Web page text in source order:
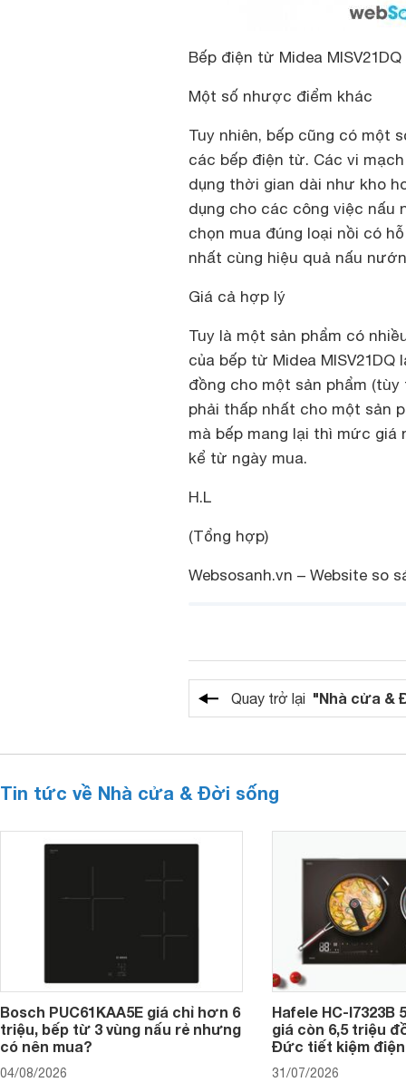
Bếp điện từ Midea MISV21DQ
Một số nhược điểm khác
Tuy nhiên, bếp cũng có một
các bếp điện từ. Các vi
dụng thời gian dài như kho
dụng cho các công việc nấu
chọn mua đúng loại nồi có
nhất cùng hiệu quả nấu
Giá cả hợp lý
Tuy là một sản phẩm có
của bếp từ Midea MISV21DQ
đồng cho một sản phẩm
phải thấp nhất cho một sản
mà bếp mang lại thì mức giá
kể từ ngày mua.
H.L
(Tổng hợp)
Websosanh.vn – Website so
Quay trở lại "Nhà cửa &
Tin tức về Nhà cửa & Đời sống
Bosch PUC61KAA5E giá chỉ hơn 6
triệu, bếp từ 3 vùng nấu rẻ nhưng
có nên mua?
04/08/2026
Hafele HC-I7323B
giá còn 6,5 triệu
Đức tiết kiệm
31/07/2026